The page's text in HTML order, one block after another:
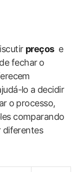
preços⁤ e
fechar ⁤o
lo ⁤a decidir
o⁣ processo,
comparando
diferentes